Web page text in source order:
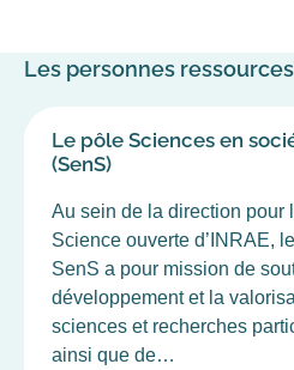
Les personnes ressources
Le pôle Sciences en
(SenS)
Au sein de la direction pour
Science ouverte d’INRAE,
SenS a pour mission de
développement et la
sciences et recherches
ainsi que de…